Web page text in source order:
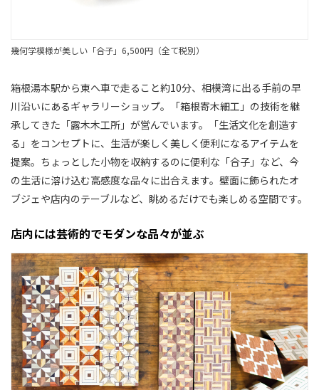
幾何学模様が美しい「合子」6,500円（全て税別）
箱根湯本駅から東へ車で走ること約10分、相模湾に出る手前の早
川沿いにあるギャラリーショップ。「箱根寄木細工」の技術を継
承してきた「露木木工所」が営んでいます。「生活文化を創造す
る」をコンセプトに、生活が楽しく美しく便利になるアイテムを
提案。ちょっとした小物を収納するのに便利な「合子」など、今
の生活に溶け込む高感度な品々に出合えます。壁面に飾られたオ
ブジェや店内のテーブルなど、眺めるだけでも楽しめる空間です。
店内には芸術的でモダンな品々が並ぶ